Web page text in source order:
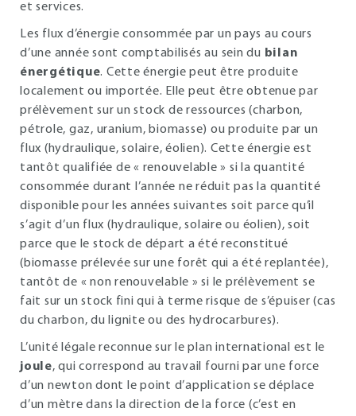
et services.
Les flux d’énergie consommée par un pays au cours
d’une année sont comptabilisés au sein du bilan
énergétique. Cette énergie peut être produite
localement ou importée. Elle peut être obtenue par
prélèvement sur un stock de ressources (charbon,
pétrole, gaz, uranium, biomasse) ou produite par un
flux (hydraulique, solaire, éolien). Cette énergie est
tantôt qualifiée de « renouvelable » si la quantité
consommée durant l’année ne réduit pas la quantité
disponible pour les années suivantes soit parce qu’il
s’agit d’un flux (hydraulique, solaire ou éolien), soit
parce que le stock de départ a été reconstitué
(biomasse prélevée sur une forêt qui a été replantée),
tantôt de « non renouvelable » si le prélèvement se
fait sur un stock fini qui à terme risque de s’épuiser (cas
du charbon, du lignite ou des hydrocarbures).
L’unité légale reconnue sur le plan international est le
joule, qui correspond au travail fourni par une force
d’un newton dont le point d’application se déplace
d’un mètre dans la direction de la force (c’est en